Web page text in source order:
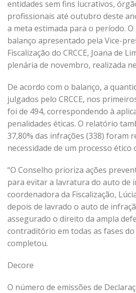
entidades sem fins lucrativos,
profissionais até outubro deste
a meta estimada para o período.
balanço apresentado pela Vice-
Fiscalização do CRCCE, Joana de
plenária de novembro, realizada
De acordo com o balanço, a
julgados pelo CRCCE, nos
foi de 494, correspondendo à
penalidades éticas. O relatório
37,80% das infrações (338) foram
necessidade de um processo ético
“O Conselho prioriza ações
para evitar a lavratura do auto de
coordenadora da Fiscalização,
depois de lavrado o auto de
assegurado o direito da ampla
contraditório em todas as fases do
completou.
Decore
O número de emissões de